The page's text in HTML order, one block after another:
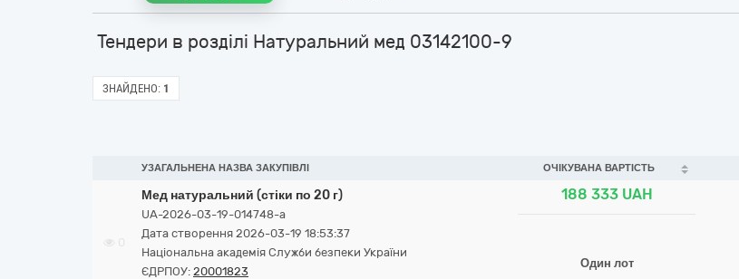
Тендери в розділі Натуральний мед 03142100-9
ЗНАЙДЕНО: 1
УЗАГАЛЬНЕНА НАЗВА ЗАКУПІВЛІ ОЧІКУВАНА ВАРТІСТЬ
Мед натуральний (стіки по 20 г)
UA-2026-03-19-014748-a
Дата створення 2026-03-19 18:53:37
Національна академія Служби безпеки України
ЄДРПОУ: 20001823
188 333 UAH
Один лот